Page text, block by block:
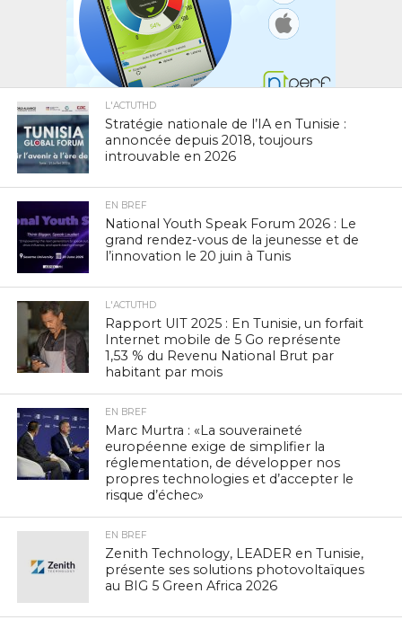
L'ACTUTHD
Stratégie nationale de l’IA en Tunisie :
annoncée depuis 2018, toujours
introuvable en 2026
EN BREF
National Youth Speak Forum 2026 : Le
grand rendez-vous de la jeunesse et de
l’innovation le 20 juin à Tunis
L'ACTUTHD
Rapport UIT 2025 : En Tunisie, un forfait
Internet mobile de 5 Go représente
1,53 % du Revenu National Brut par
habitant par mois
EN BREF
Marc Murtra : «La souveraineté
européenne exige de simplifier la
réglementation, de développer nos
propres technologies et d’accepter le
risque d’échec»
EN BREF
Zenith Technology, LEADER en Tunisie,
présente ses solutions photovoltaïques
au BIG 5 Green Africa 2026